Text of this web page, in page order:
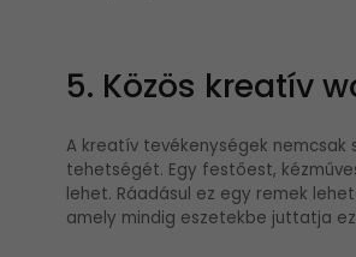
5. Közös kreatív
A kreatív tevékenységek
tehetségét. Egy festőest,
lehet. Ráadásul ez egy remek
amely mindig eszetekbe juttatja